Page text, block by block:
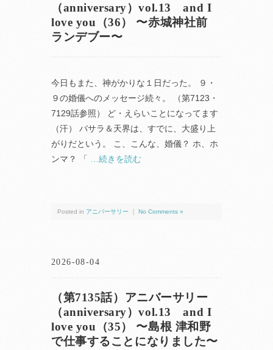
（anniversary）vol.13 and I
love you（36） 〜赤城神社前
ランデブー〜
今日もまた、神がかりな１日だった。 ９・
９の婚儀へのメッセージ続々。 （第7123・
7129話参照） ど・えらいことになってます
（汗） バサラ＆天界は、すでに、大盛り上
がりだという。 こ、こんな、婚儀？ ホ、ホ
ンマ？ 「
…続きを読む
Posted in アニバーサリー No Comments »
2026-08-04
（第7135話）アニバーサリー
（anniversary）vol.13 and I
love you（35） 〜島根 津和野
で仕事することになりました〜